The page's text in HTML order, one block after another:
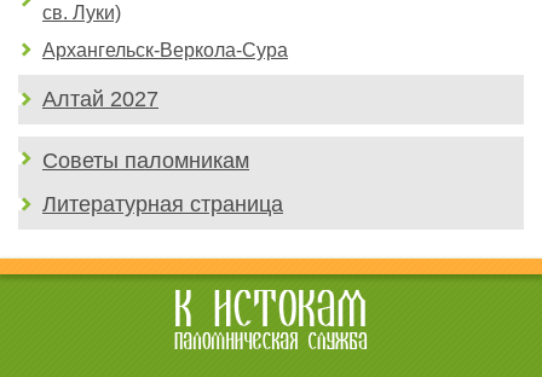
св. Луки)
Архангельск-Веркола-Сура
Алтай 2027
Советы паломникам
Литературная страница